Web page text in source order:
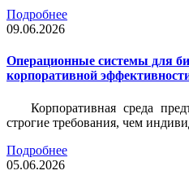
Подробнее
09.06.2026
Операционные системы для
корпоративной
Корпоративная среда
строгие требования, чем
Подробнее
05.06.2026